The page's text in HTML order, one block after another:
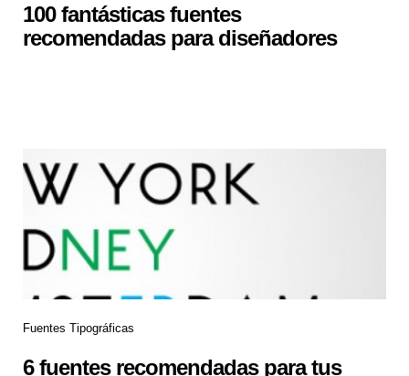
100 fantásticas fuentes
recomendadas para diseñadores
Fuentes Tipográficas
6 fuentes recomendadas para tus